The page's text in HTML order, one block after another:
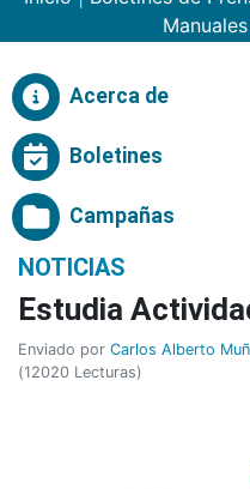
Acerca de
Boletines
Campañas
NOTICIAS
Estudia
Enviado por Carlos Alberto
(12020 Lecturas)